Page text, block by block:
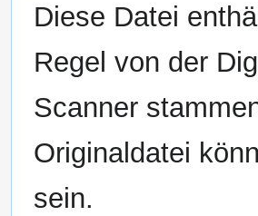
Diese Datei
Regel von der
Scanner
Originaldatei
sein.